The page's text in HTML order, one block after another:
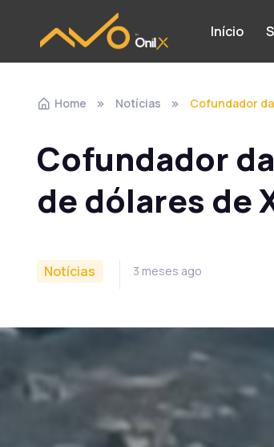
Início
Home Notícias Cofundador
Cofundador
de dólares de
Notícias 3 meses ago